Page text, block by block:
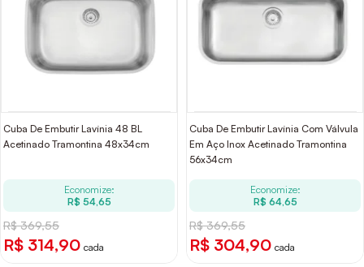
Cuba De Embutir Lavínia 48 BL
Acetinado Tramontina 48x34cm
Economize:
R$ 54,65
R$ 369,55
R$ 314,90 cada
Cuba De Embutir Lavínia Com Válvula
Em Aço Inox Acetinado Tramontina
56x34cm
Economize:
R$ 64,65
R$ 369,55
R$ 304,90 cada